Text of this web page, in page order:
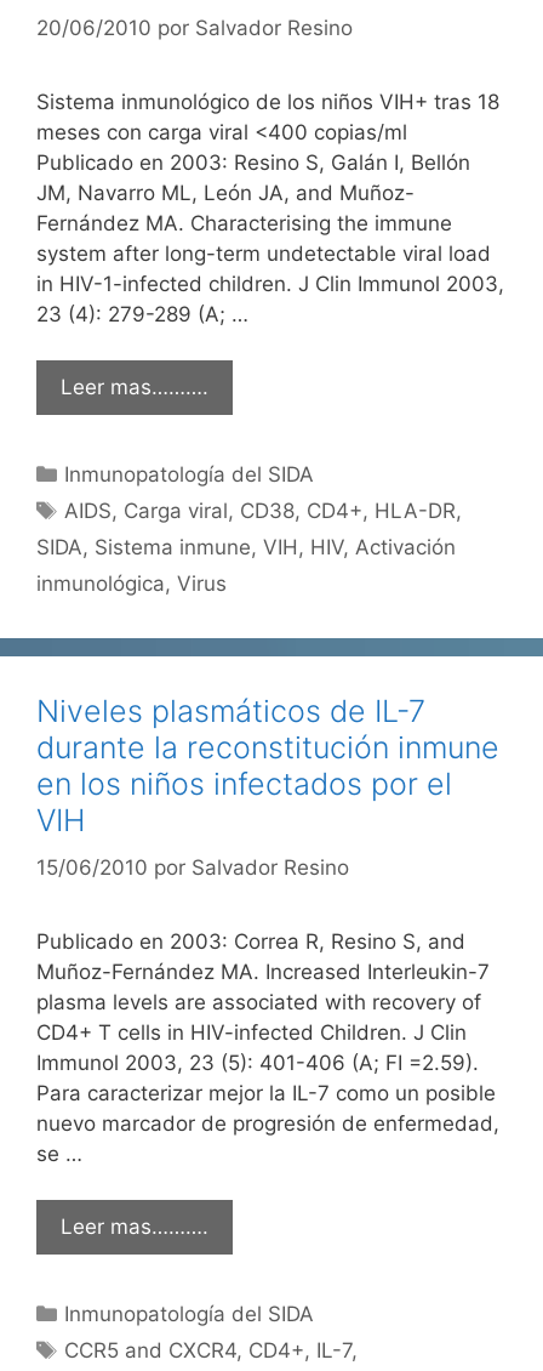
20/06/2010 por Salvador Resino
Sistema inmunológico de los niños VIH+ tras 18
meses con carga viral <400 copias/ml
Publicado en 2003: Resino S, Galán I, Bellón
JM, Navarro ML, León JA, and Muñoz-
Fernández MA. Characterising the immune
system after long-term undetectable viral load
in HIV-1-infected children. J Clin Immunol 2003,
23 (4): 279-289 (A; …
Leer mas……….
Categorías
Inmunopatología del SIDA
Etiquetas
AIDS, Carga viral, CD38, CD4+, HLA-DR,
SIDA, Sistema inmune, VIH, HIV, Activación
inmunológica, Virus
Niveles plasmáticos de IL-7
durante la reconstitución inmune
en los niños infectados por el
VIH
15/06/2010 por Salvador Resino
Publicado en 2003: Correa R, Resino S, and
Muñoz-Fernández MA. Increased Interleukin-7
plasma levels are associated with recovery of
CD4+ T cells in HIV-infected Children. J Clin
Immunol 2003, 23 (5): 401-406 (A; FI =2.59).
Para caracterizar mejor la IL-7 como un posible
nuevo marcador de progresión de enfermedad,
se …
Leer mas……….
Categorías
Inmunopatología del SIDA
Etiquetas
CCR5 and CXCR4, CD4+, IL-7,